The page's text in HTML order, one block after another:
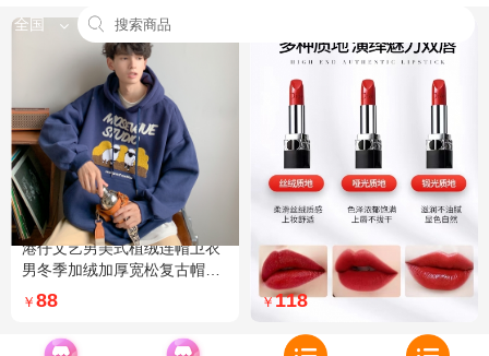
全国
港仔文艺男美式植绒连帽卫衣
男冬季加绒加厚宽松复古帽衫
外套 XXL 加绒 5XL 灰色加绒
￥ 88
Dior迪奥全新烈艳蓝金口红品
牌授权经典藤格纹饰带丝绒质
地999色号传奇红唇哑光 哑光
￥118